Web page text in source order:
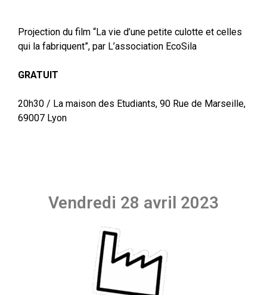
Projection du film “La vie d’une petite culotte et celles
qui la fabriquent”, par L’association EcoSila
GRATUIT
20h30 / La maison des Etudiants, 90 Rue de Marseille,
69007 Lyon
Vendredi 28 avril 2023